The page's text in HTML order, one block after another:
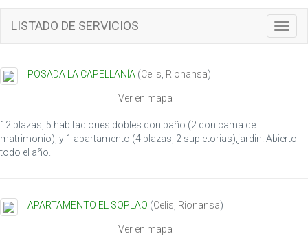
LISTADO DE SERVICIOS
POSADA LA CAPELLANÍA (Celis Rionansa)
Ver en mapa
12 plazas, 5 habitaciones dobles con baño (2 con cama de
matrimonio), y 1 apartamento (4 plazas, 2 supletorias),jardin. Abierto
todo el año.
APARTAMENTO EL SOPLAO (Celis Rionansa)
Ver en mapa